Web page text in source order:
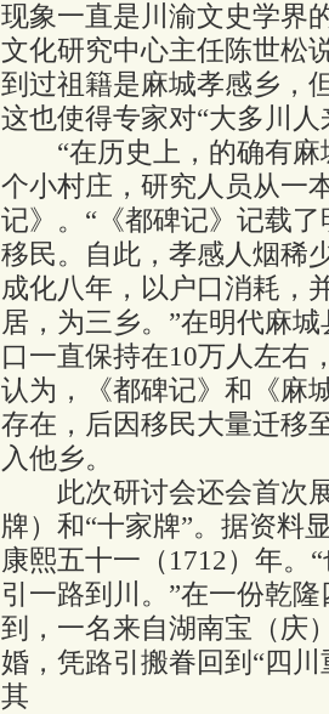
现象一直是川渝文史学界
文化研究中心主任陈世松
到过祖籍是麻城孝感乡，
这也使得专家对“大多川
“在历史上，的确有麻
个小村庄，研究人员从一
记》。“《都碑记》记载
移民。自此，孝感人烟稀
成化八年，以户口消耗，
居，为三乡。”在明代麻
口一直保持在10万人左右
认为，《都碑记》和《麻
存在，后因移民大量迁移
入他乡。
此次研讨会还会首次展
牌）和“十家牌”。据资料
康熙五十一（1712）年。
引一路到川。”在一份乾
到，一名来自湖南宝（庆
婚，凭路引搬眷回到“四
其